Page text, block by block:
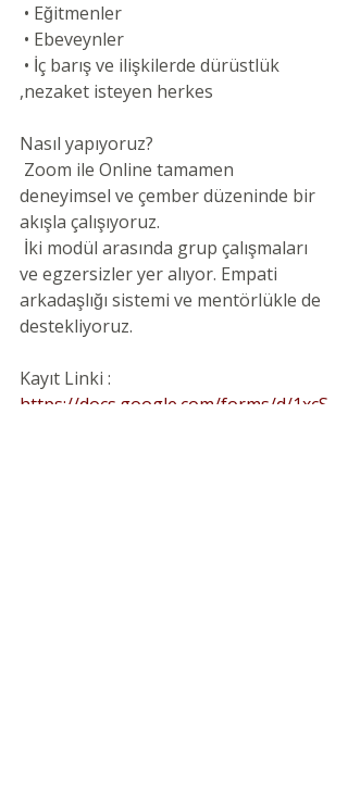
• Eğitmenler
• Ebeveynler
,nezaket isteyen herkes
Nasıl yapıyoruz?
deneyimsel ve çember düzeninde bir
akışla çalışıyoruz.
ve egzersizler yer alıyor. Empati
arkadaşlığı sistemi ve mentörlükle de
destekliyoruz.
Kayıt Linki :
https://docs.google.com/forms/d/1xcS